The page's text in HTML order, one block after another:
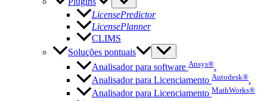
LicensePredictor
LicensePlanner
CLIMS
Soluções pontuais
Analisador para software Ansys®.
Analisador para Licenciamento Autodesk®.
Analisador para Licenciamento MathWorks®